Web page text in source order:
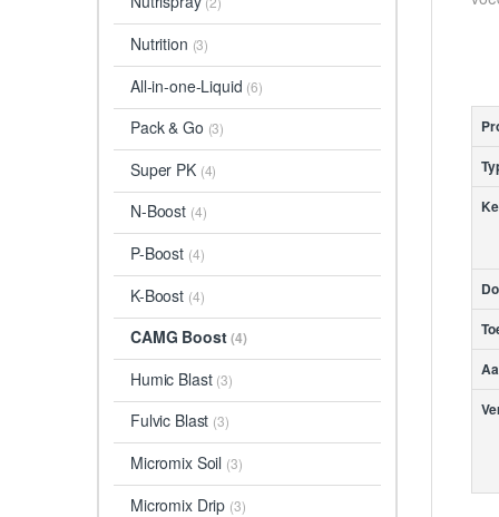
Nutrition (3)
All-in-one-Liquid (6)
Pack & Go (3)
Super PK (4)
N-Boost (4)
P-Boost (4)
K-Boost (4)
CAMG Boost(4)
Humic Blast (3)
Fulvic Blast (3)
Micromix Soil (3)
Micromix Drip (3)